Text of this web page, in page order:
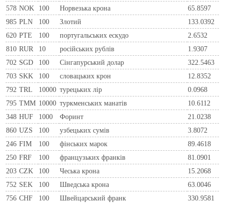
578 NOK 100 Норвезька крона
65.8597
985 PLN 100 Злотий
133.0392
620 PTE 100 португальських ескудо
2.6532
810 RUR 10 росiйських рублiв
1.9307
702 SGD 100 Сінгапурський долар
322.5463
703 SKK 100 словацьких крон
12.8352
792 TRL 10000 турецьких лір
0.0968
795 TMM 10000 туркменських манатів
10.6112
348 HUF 1000 Форинт
21.0238
860 UZS 100 узбецьких сумів
3.8072
246 FIM 100 фiнських марок
89.4618
250 FRF 100 французьких франкiв
81.0901
203 CZK 100 Чеська крона
15.2068
752 SEK 100 Шведська крона
63.0046
756 CHF 100 Швейцарський франк 330.9581